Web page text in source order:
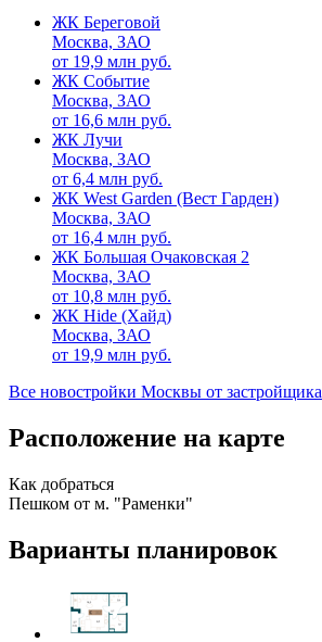
ЖК Береговой
Москва, ЗАО
от 19,9 млн руб.
ЖК Событие
Москва, ЗАО
от 16,6 млн руб.
ЖК Лучи
Москва, ЗАО
от 6,4 млн руб.
ЖК West Garden (Вест Гарден)
Москва, ЗАО
от 16,4 млн руб.
ЖК Большая Очаковская 2
Москва, ЗАО
от 10,8 млн руб.
ЖК Hide (Хайд)
Москва, ЗАО
от 19,9 млн руб.
Все новостройки Москвы от застройщика
Расположение на карте
Как добраться
Пешком от м. "Раменки"
Варианты планировок